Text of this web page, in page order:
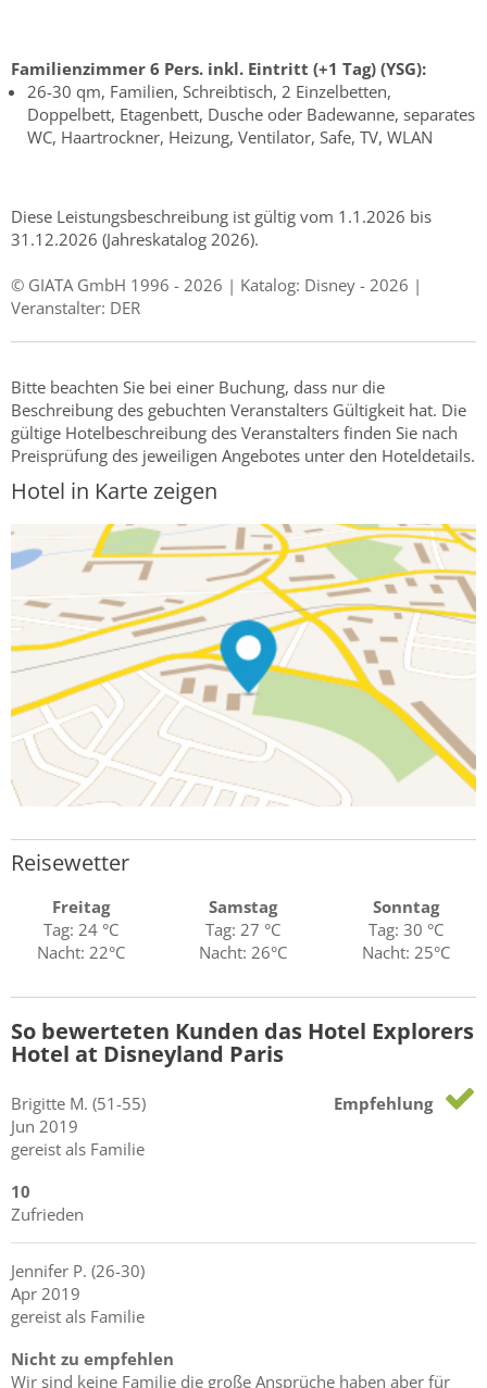
Familienzimmer 6 Pers. inkl. Eintritt (+1 Tag) (YSG):
26-30 qm, Familien, Schreibtisch, 2 Einzelbetten,
Doppelbett, Etagenbett, Dusche oder Badewanne, separates
WC, Haartrockner, Heizung, Ventilator, Safe, TV, WLAN
Diese Leistungsbeschreibung ist gültig vom 1.1.2026 bis
31.12.2026 (Jahreskatalog 2026).
© GIATA GmbH 1996 - 2026 | Katalog: Disney - 2026 |
Veranstalter: DER
Bitte beachten Sie bei einer Buchung, dass nur die
Beschreibung des gebuchten Veranstalters Gültigkeit hat. Die
gültige Hotelbeschreibung des Veranstalters finden Sie nach
Preisprüfung des jeweiligen Angebotes unter den Hoteldetails.
Hotel in Karte zeigen
Reisewetter
Freitag
Tag: 24 °C
Nacht: 22°C
Samstag
Tag: 27 °C
Nacht: 26°C
Sonntag
Tag: 30 °C
Nacht: 25°C
So bewerteten Kunden das Hotel Explorers
Hotel at Disneyland Paris
Brigitte M. (51-55)
Jun 2019
gereist als Familie
Empfehlung
10
Zufrieden
Jennifer P. (26-30)
Apr 2019
gereist als Familie
Nicht zu empfehlen
Wir sind keine Familie die große Ansprüche haben aber für